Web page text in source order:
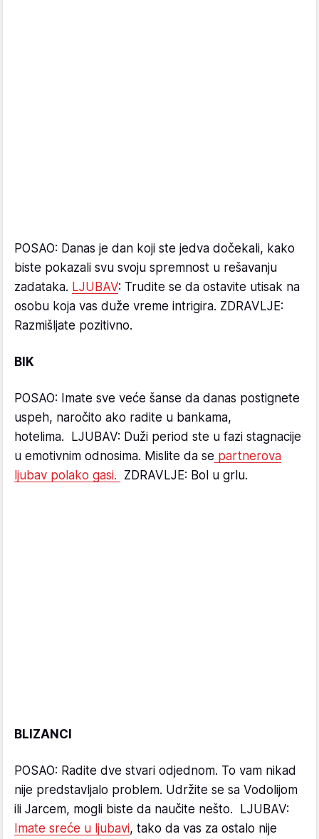
POSAO: Danas je dan koji ste jedva dočekali, kako
biste pokazali svu svoju spremnost u rešavanju
zadataka. LJUBAV: Trudite se da ostavite utisak na
osobu koja vas duže vreme intrigira. ZDRAVLJE:
Razmišljate pozitivno.
BIK
POSAO: Imate sve veće šanse da danas postignete
uspeh, naročito ako radite u bankama,
hotelima. LJUBAV: Duži period ste u fazi stagnacije
u emotivnim odnosima. Mislite da se partnerova
ljubav polako gasi. ZDRAVLJE: Bol u grlu.
BLIZANCI
POSAO: Radite dve stvari odjednom. To vam nikad
nije predstavljalo problem. Udržite se sa Vodolijom
ili Jarcem, mogli biste da naučite nešto. LJUBAV:
Imate sreće u ljubavi, tako da vas za ostalo nije